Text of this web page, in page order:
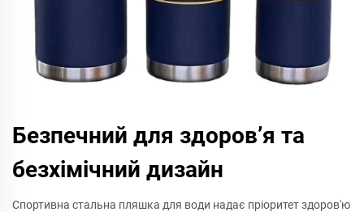
Безпечний для здоров’я та
безхімічний дизайн
Спортивна стальна пляшка для води надає пріоритет здоров'ю